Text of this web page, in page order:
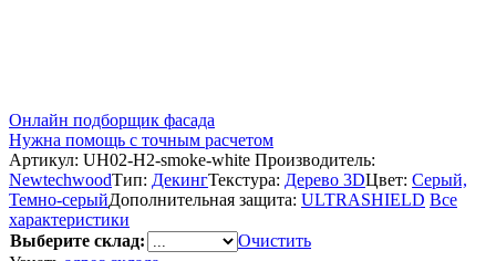
Онлайн подборщик фасада
Нужна помощь с точным расчетом
Артикул: UH02-H2-smoke-white Производитель:
NewtechwoodТип: ДекингТекстура: Дерево 3DЦвет: Серый,
Темно-серыйДополнительная защита: ULTRASHIELD Все
характеристики
Выберите склад:
Очистить